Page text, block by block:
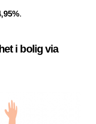
.
i bolig via